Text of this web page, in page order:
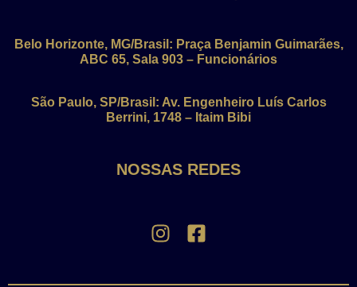
Belo Horizonte, MG/Brasil: Praça Benjamin Guimarães,
ABC 65, Sala 903 – Funcionários
São Paulo, SP/Brasil: Av. Engenheiro Luís Carlos
Berrini, 1748 – Itaim Bibi
NOSSAS REDES